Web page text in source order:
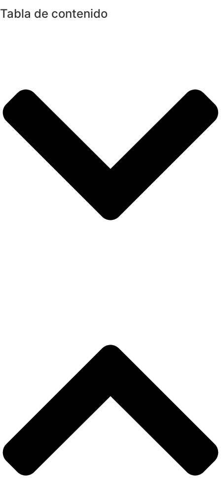
Tabla de contenido